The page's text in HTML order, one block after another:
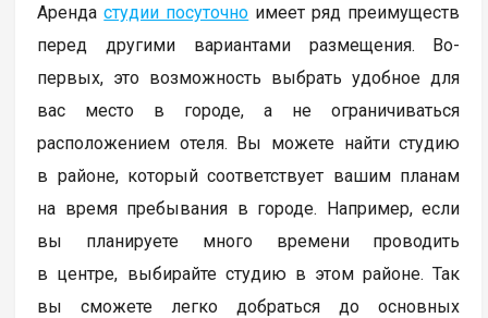
Арендастудии посуточно имеет ряд преимуществ
перед другими вариантами размещения. Во-
первых, это возможность выбрать удобное для
вас место в городе, а не ограничиваться
расположением отеля. Вы можете найти студию
в районе, который соответствует вашим планам
на время пребывания в городе. Например, если
вы планируете много времени проводить
в центре, выбирайте студию в этом районе. Так
вы сможете легко добраться до основных